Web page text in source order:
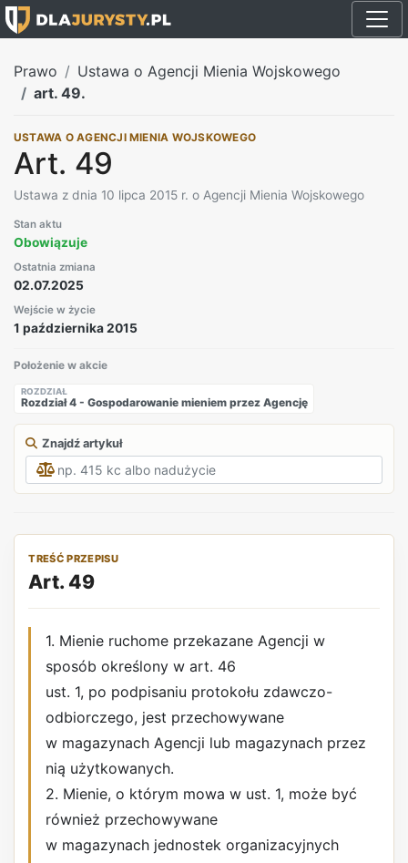
Prawo
Ustawa o Agencji Mienia Wojskowego
art. 49.
USTAWA O AGENCJI MIENIA WOJSKOWEGO
Art. 49
Ustawa z dnia 10 lipca 2015 r. o Agencji Mienia Wojskowego
Stan aktu
Obowiązuje
Ostatnia zmiana
02.07.2025
Wejście w życie
1 października 2015
Położenie w akcie
ROZDZIAŁ
Rozdział 4 - Gospodarowanie mieniem przez Agencję
Znajdź artykuł
TREŚĆ PRZEPISU
Art. 49
1. Mienie ruchome przekazane Agencji w
sposób określony w art. 46
ust. 1, po podpisaniu protokołu zdawczo-
odbiorczego, jest przechowywane
w magazynach Agencji lub magazynach przez
nią użytkowanych.
2. Mienie, o którym mowa w ust. 1, może być
również przechowywane
w magazynach jednostek organizacyjnych